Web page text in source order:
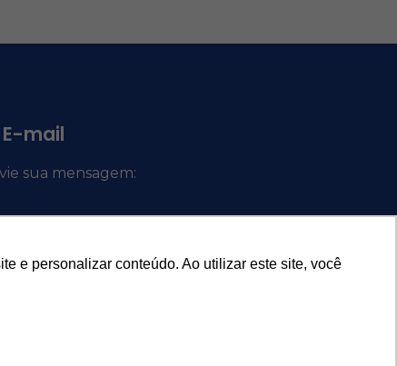
e personalizar conteúdo. Ao utilizar este site, você
E-mail
sua mensagem: